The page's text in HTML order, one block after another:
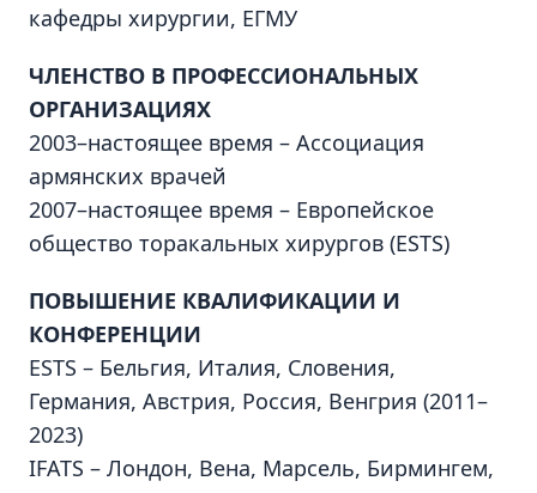
кафедры хирургии, ЕГМУ
ЧЛЕНСТВО В ПРОФЕССИОНАЛЬНЫХ
ОРГАНИЗАЦИЯХ
2003–настоящее время – Ассоциация
армянских врачей
2007–настоящее время – Европейское
общество торакальных хирургов (ESTS)
ПОВЫШЕНИЕ КВАЛИФИКАЦИИ И
КОНФЕРЕНЦИИ
ESTS – Бельгия, Италия, Словения,
Германия, Австрия, Россия, Венгрия (2011–
2023)
IFATS – Лондон, Вена, Марсель, Бирмингем,